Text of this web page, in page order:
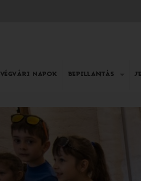
VÉGVÁRI NAPOK BEPILLANTÁS